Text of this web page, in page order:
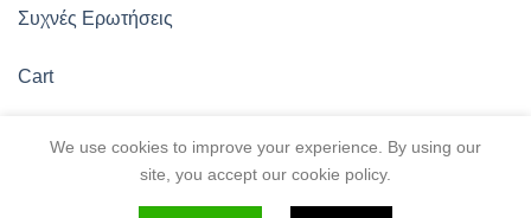
Συχνές Ερωτήσεις
Cart
We use cookies to improve your experience. By using our
site, you accept our cookie policy.